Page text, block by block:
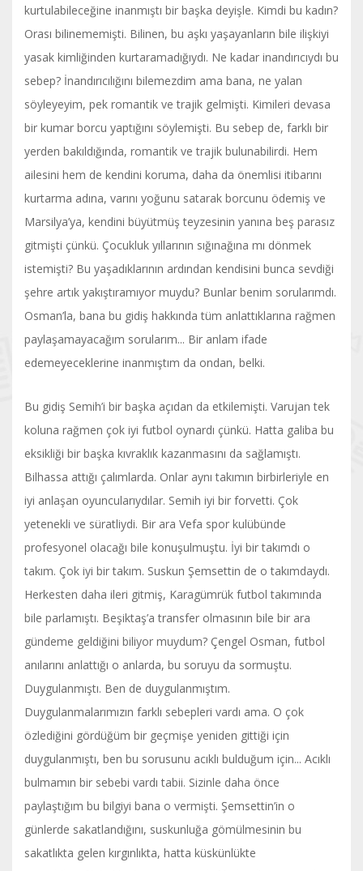
kurtulabileceğine inanmıştı bir başka deyişle. Kimdi bu kadın?
Orası bilinememişti. Bilinen, bu aşkı yaşayanların bile ilişkiyi
yasak kimliğinden kurtaramadığıydı. Ne kadar inandırıcıydı bu
sebep? İnandırıcılığını bilemezdim ama bana, ne yalan
söyleyeyim, pek romantik ve trajik gelmişti. Kimileri devasa
bir kumar borcu yaptığını söylemişti. Bu sebep de, farklı bir
yerden bakıldığında, romantik ve trajik bulunabilirdi. Hem
ailesini hem de kendini koruma, daha da önemlisi itibarını
kurtarma adına, varını yoğunu satarak borcunu ödemiş ve
Marsilya’ya, kendini büyütmüş teyzesinin yanına beş parasız
gitmişti çünkü. Çocukluk yıllarının sığınağına mı dönmek
istemişti? Bu yaşadıklarının ardından kendisini bunca sevdiği
şehre artık yakıştıramıyor muydu? Bunlar benim sorularımdı.
Osman’la, bana bu gidiş hakkında tüm anlattıklarına rağmen
paylaşamayacağım sorularım... Bir anlam ifade
edemeyeceklerine inanmıştım da ondan, belki.
Bu gidiş Semih’i bir başka açıdan da etkilemişti. Varujan tek
koluna rağmen çok iyi futbol oynardı çünkü. Hatta galiba bu
eksikliği bir başka kıvraklık kazanmasını da sağlamıştı.
Bilhassa attığı çalımlarda. Onlar aynı takımın birbirleriyle en
iyi anlaşan oyuncularıydılar. Semih iyi bir forvetti. Çok
yetenekli ve süratliydi. Bir ara Vefa spor kulübünde
profesyonel olacağı bile konuşulmuştu. İyi bir takımdı o
takım. Çok iyi bir takım. Suskun Şemsettin de o takımdaydı.
Herkesten daha ileri gitmiş, Karagümrük futbol takımında
bile parlamıştı. Beşiktaş’a transfer olmasının bile bir ara
gündeme geldiğini biliyor muydum? Çengel Osman, futbol
anılarını anlattığı o anlarda, bu soruyu da sormuştu.
Duygulanmıştı. Ben de duygulanmıştım.
Duygulanmalarımızın farklı sebepleri vardı ama. O çok
özlediğini gördüğüm bir geçmişe yeniden gittiği için
duygulanmıştı, ben bu sorusunu acıklı bulduğum için... Acıklı
bulmamın bir sebebi vardı tabii. Sizinle daha önce
paylaştığım bu bilgiyi bana o vermişti. Şemsettin’in o
günlerde sakatlandığını, suskunluğa gömülmesinin bu
sakatlıkta gelen kırgınlıkta, hatta küskünlükte